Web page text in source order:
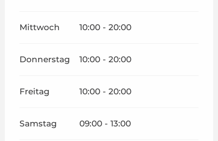
Mittwoch 10:00 - 20:00
Donnerstag 10:00 - 20:00
Freitag 10:00 - 20:00
Samstag 09:00 - 13:00